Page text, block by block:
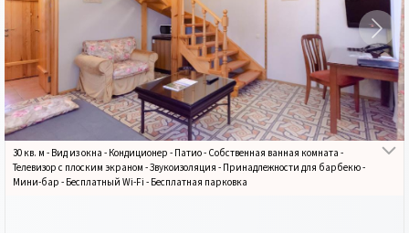
30 кв. м - Вид из окна - Кондиционер - Патио- Собственная ванная комната -
Телевизор с плоским экраном -Звукоизоляция - Принадлежности для барбекю-
Мини-бар - Бесплатный Wi-Fi - Бесплатная парковка